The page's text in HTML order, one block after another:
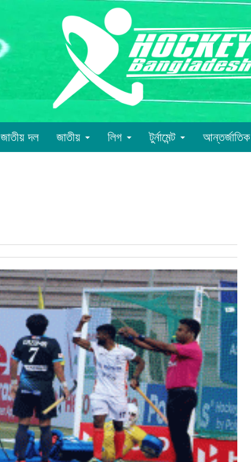
জাতীয় দল জাতীয় লিগ টুর্নামেন্ট আন্তর্জাতিক